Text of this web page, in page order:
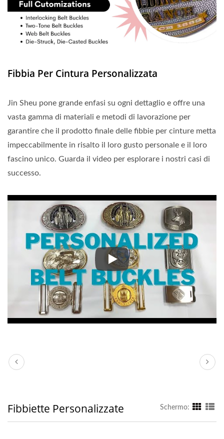
Fibbia Per Cintura Personalizzata
Jin Sheu pone grande enfasi su ogni dettaglio e offre una
vasta gamma di materiali e metodi di lavorazione per
garantire che il prodotto finale delle fibbie per cinture metta
impeccabilmente in risalto il loro gusto personale e il loro
fascino unico. Guarda il video per esplorare i nostri casi di
successo.
Jin Sheu pone grande enfasi
Fibbiette Personalizzate Schermo: